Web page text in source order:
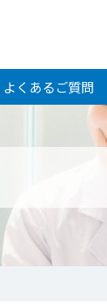
よくあるご質問